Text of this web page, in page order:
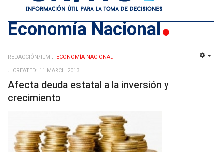
Economí­a Nacional
REDACCIÓN/ILM
ECONOMÍ­A NACIONAL
CREATED: 11 MARCH 2013
Afecta deuda estatal a la inversión y
crecimiento